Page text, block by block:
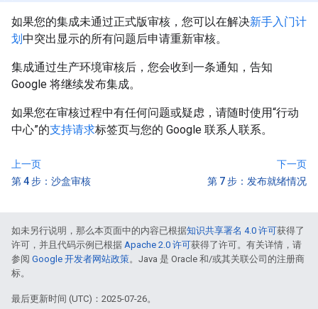
如果您的集成未通过正式版审核，您可以在解决新手入门计
划 中突出显示的所有问题后申请重新审核。
集成通过生产环境审核后，您会收到一条通知，告知
Google 将继续发布集成。
如果您在审核过程中有任何问题或疑虑，请随时使用“行动
中心”的支持请求标签页与您的 Google 联系人联系。
上一页
第 4 步：沙盒审核
下一页
第 7 步：发布就绪情况
如未另行说明，那么本页面中的内容已根据知识共享署名 4.0 许可获得了
许可，并且代码示例已根据 Apache 2.0 许可获得了许可。有关详情，请
参阅 Google 开发者网站政策。Java 是 Oracle 和/或其关联公司的注册商
标。
最后更新时间 (UTC)：2025-07-26。